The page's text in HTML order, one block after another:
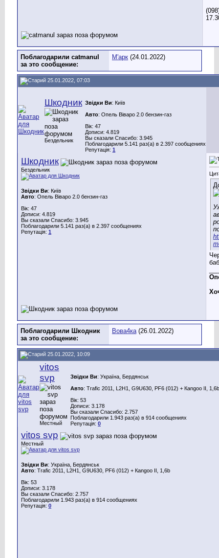
Поблагодарили catmanul
за это сообщение:
М'арк (24.01.2022)
25.01.2022, 07:03
Шкодник
Бездельник
Звідки Ви: Київ
Авто: Опель Віваро 2.0 бензин-газ
Вік: 47
Дописи: 4.819
Вы сказали Спасибо: 3.945
Поблагодарили 5.141 раз(а) в 2.397 сообщениях
Репутація: 1
Шкодник
Бездельник
Звідки Ви: Київ
Авто: Опель Віваро 2.0 бензин-газ
Вік: 47
Дописи: 4.819
Вы сказали Спасибо: 3.945
Поблагодарили 5.141 раз(а) в 2.397 сообщениях
Репутація: 1
Поблагодарили Шкодник
за это сообщение:
Вова4ка (26.01.2022)
25.01.2022, 10:09
vitos
svp
Местный
Звідки Ви: Україна, Бердянськ
Авто: Trafic 2011, L2H1, G9U630, PF6 (012) + Каngoo II, 1,6b
Вік: 53
Дописи: 3.178
Вы сказали Спасибо: 2.757
Поблагодарили 1.943 раз(а) в 914 сообщениях
Репутація: 0
vitos svp
Местный
Звідки Ви: Україна, Бердянськ
Авто: Trafic 2011, L2H1, G9U630, PF6 (012) + Каngoo II, 1,6b
Вік: 53
Дописи: 3.178
Вы сказали Спасибо: 2.757
Поблагодарили 1.943 раз(а) в 914 сообщениях
Репутація: 0